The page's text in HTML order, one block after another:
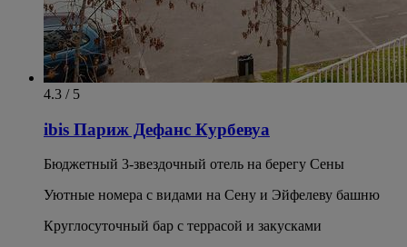
4.3 / 5
ibis Париж Дефанс Курбевуа
Бюджетный 3-звездочный отель на берегу Сены
Уютные номера с видами на Сену и Эйфелеву башню
Круглосуточный бар с террасой и закусками